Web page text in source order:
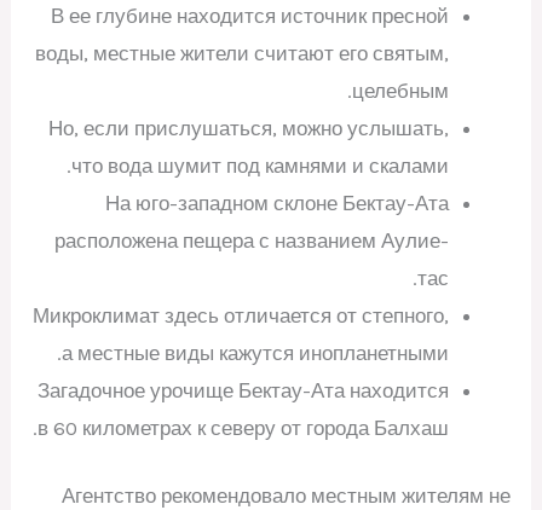
В ее глубине находится источник пресной
воды, местные жители считают его святым,
целебным.
Но, если прислушаться, можно услышать,
что вода шумит под камнями и скалами.
На юго-западном склоне Бектау-Ата
расположена пещера с названием Аулие-
тас.
Микроклимат здесь отличается от степного,
а местные виды кажутся инопланетными.
Загадочное урочище Бектау-Ата находится
в 60 километрах к северу от города Балхаш.
Агентство рекомендовало местным жителям не